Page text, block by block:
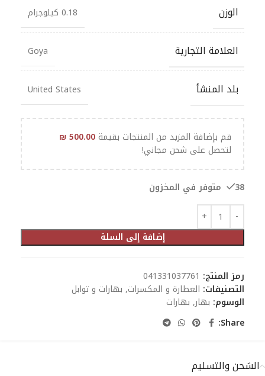
الوزن 0.18 كيلوجرام
العلامة التجارية Goya
بلد المنشأ United States
قم بإضافة المزيد من المنتجات بقيمة ₪500.00
لتحصل على شحن مجاني!
38 متوفر في المخزون
إضافة إلى السلة
رمز المنتج: 041331037761
التصنيفات: العطارة و المكسرات, بهارات و توابل
الوسوم: بهار, بهارات
Share:
الشحن والتسليم